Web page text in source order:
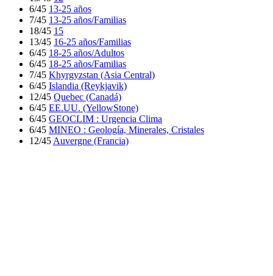
6/45 13-25 años
7/45 13-25 años/Familias
18/45 15
13/45 16-25 años/Familias
6/45 18-25 años/Adultos
6/45 18-25 años/Familias
7/45 Khyrgyzstan (Asia Central)
6/45 Islandia (Reykjavik)
12/45 Quebec (Canadá)
6/45 EE.UU. (YellowStone)
6/45 GEOCLIM : Urgencia Clima
6/45 MINEO : Geología, Minerales, Cristales
12/45 Auvergne (Francia)